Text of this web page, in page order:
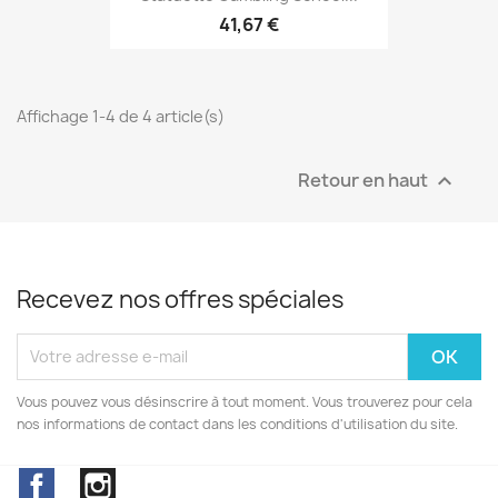
41,67 €
Affichage 1-4 de 4 article(s)
Retour en haut 
Recevez nos offres spéciales
Vous pouvez vous désinscrire à tout moment. Vous trouverez pour cela
nos informations de contact dans les conditions d'utilisation du site.
Facebook